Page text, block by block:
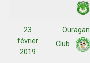
23
février
2019
Ouragan
Club